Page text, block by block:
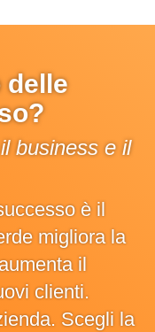
delle
business e il
è il
migliora la
il
clienti.
Scegli la